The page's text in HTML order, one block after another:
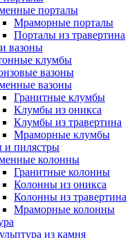
порталы
Мраморные порталы
Порталы из травертина
вазоны
клумбы
вазоны
вазоны
Гранитные клумбы
Клумбы из оникса
Клумбы из травертина
Мраморные клумбы
и пилястры
колонны
Гранитные колонны
Колонны из оникса
Колонны из травертина
Мраморные колонны
из камня